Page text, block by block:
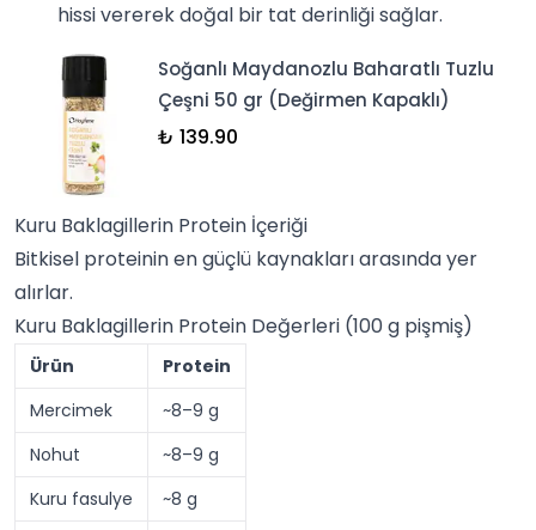
hissi vererek doğal bir tat derinliği sağlar.
Soğanlı Maydanozlu Baharatlı Tuzlu
Çeşni 50 gr (Değirmen Kapaklı)
₺ 139.90
Kuru Baklagillerin Protein İçeriği
Bitkisel proteinin en güçlü kaynakları arasında yer
alırlar.
Kuru Baklagillerin Protein Değerleri (100 g pişmiş)
Ürün
Protein
Mercimek
~8–9 g
Nohut
~8–9 g
Kuru fasulye
~8 g